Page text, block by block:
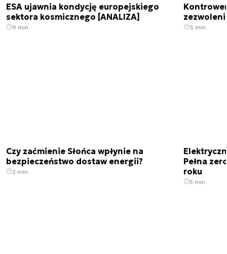
ESA ujawnia kondycję europejskiego
sektora kosmicznego [ANALIZA]
9 min. 3 min.
Czy zaćmienie Słońca wpłynie na
bezpieczeństwo dostaw energii?
2 min.
Pełna
roku
5 min.